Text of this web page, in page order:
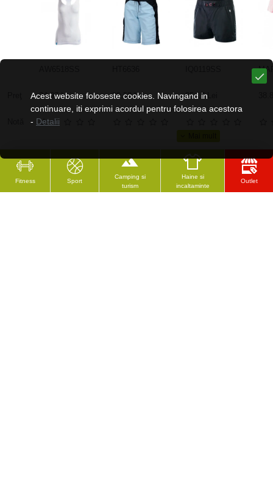
24.97 Lei 30.58 Lei 35.17 Lei
Fitness Sport
Camping si
turism
Haine si
incaltaminte
Outlet
Acest website foloseste cookies. Navingand in
continuare, iti exprimi acordul pentru folosirea acestora
- Detalii